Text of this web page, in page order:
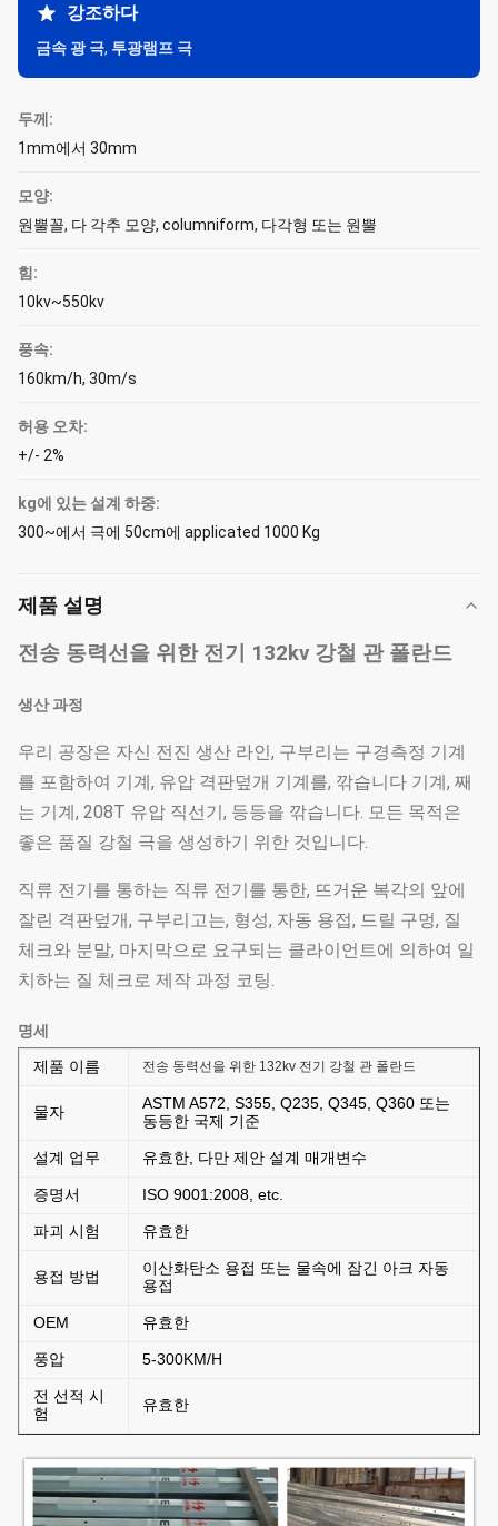
강조하다
금속 광 극, 투광램프 극
두께:
1mm에서 30mm
모양:
원뿔꼴, 다 각추 모양, columniform, 다각형 또는 원뿔
힘:
10kv~550kv
풍속:
160km/h, 30m/s
허용 오차:
+/- 2%
kg에 있는 설계 하중:
300~에서 극에 50cm에 applicated 1000 Kg
제품 설명
전송 동력선을 위한 전기 132kv 강철 관 폴란드
생산 과정
우리 공장은 자신 전진 생산 라인, 구부리는 구경측정 기계
를 포함하여 기계, 유압 격판덮개 기계를, 깎습니다 기계, 째
는 기계, 208T 유압 직선기, 등등을 깎습니다. 모든 목적은
좋은 품질 강철 극을 생성하기 위한 것입니다.
직류 전기를 통하는 직류 전기를 통한, 뜨거운 복각의 앞에
잘린 격판덮개, 구부리고는, 형성, 자동 용접, 드릴 구멍, 질
체크와 분말, 마지막으로 요구되는 클라이언트에 의하여 일
치하는 질 체크로 제작 과정 코팅.
명세
제품 이름
전송 동력선을 위한 132kv 전기 강철 관 폴란드
물자
ASTM A572, S355, Q235, Q345, Q360 또는
동등한 국제 기준
설계 업무 유효한, 다만 제안 설계 매개변수
증명서 ISO 9001:2008, etc.
파괴 시험 유효한
용접 방법
이산화탄소 용접 또는 물속에 잠긴 아크 자동
용접
OEM 유효한
풍압 5-300KM/H
전 선적 시
험
유효한